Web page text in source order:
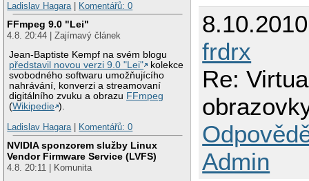
Ladislav Hagara| Komentářů: 0
FFmpeg 9.0 "Lei"
4.8. 20:44 | Zajímavý článek
Jean-Baptiste Kempf na svém blogu
představil novou verzi 9.0 "Lei"
kolekce
svobodného softwaru umožňujícího
nahrávání, konverzi a streamovaní
digitálního zvuku a obrazu FFmpeg
(Wikipedie ).
Ladislav Hagara| Komentářů: 0
NVIDIA sponzorem služby Linux
Vendor Firmware Service (LVFS)
4.8. 20:11 | Komunita
frdrx
Re:
Admin